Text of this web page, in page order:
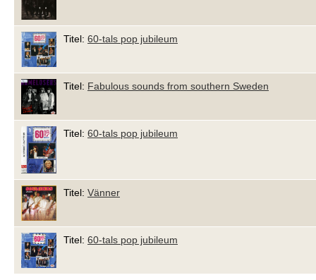
Titel: 60-tals pop jubileum
Titel: Fabulous sounds from southern Sweden
Titel: 60-tals pop jubileum
Titel: Vänner
Titel: 60-tals pop jubileum